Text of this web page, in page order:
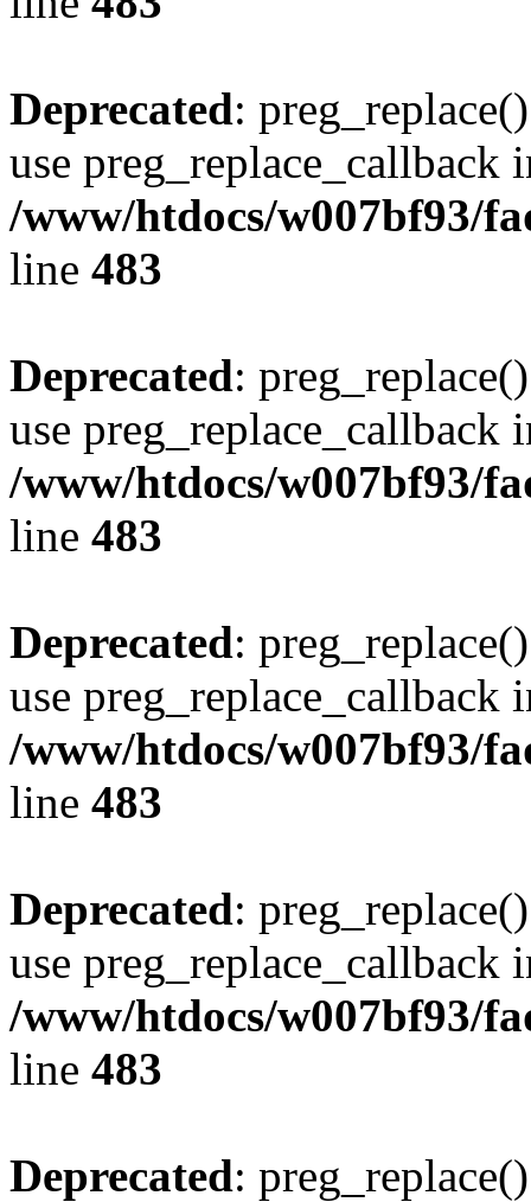
Deprecated:
use preg_replace_callback
/www/htdocs/w007bf93/
line 483
Deprecated:
use preg_replace_callback
/www/htdocs/w007bf93/
line 483
Deprecated:
use preg_replace_callback
/www/htdocs/w007bf93/
line 483
Deprecated:
use preg_replace_callback
/www/htdocs/w007bf93/
line 483
Deprecated: